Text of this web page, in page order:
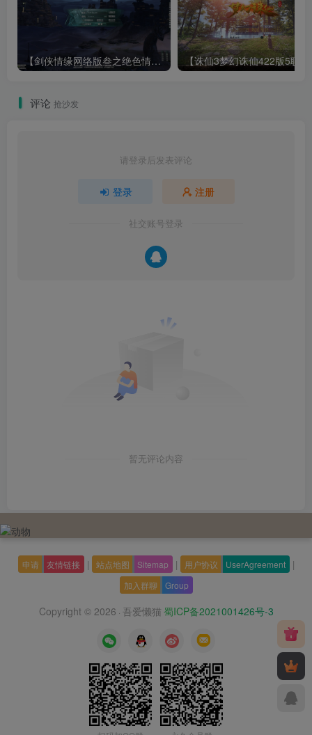
【剑侠情缘网络版叁之绝色情缘V3.5更新版】3DMMORPG端游Linux服务端+GM指令+PC客户端+架设教程
评论 抢沙发
请登录后发表评论
登录 注册
社交账号登录
暂无评论内容
申请 友情链接 | 站点地图 Sitemap | 用户协议 UserAgreement |
加入群聊 Group
Copyright © 2026 · 吾爱懒猫 蜀ICP备2021001426号-3